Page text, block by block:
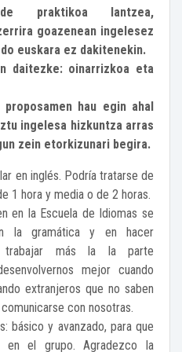
praktikoa lantzea,
goazenean ingelesez
euskara ez dakitenekin.
daitezke: oinarrizkoa eta
hau egin ahal
ingelesa hizkuntza arras
zein etorkizunari begira.
en inglés. Podría tratarse de
1 hora y media o de 2 horas.
en la Escuela de Idiomas se
la gramática y en hacer
trabajar más la la parte
mejor cuando
extranjeros que no saben
con nosotras.
básico y avanzado, para que
en el grupo. Agradezco la